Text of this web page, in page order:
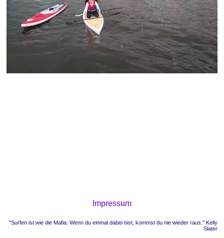
Impressum
"Surfen ist wie die Mafia: Wenn du einmal dabei bist, kommst du nie wieder raus." Kelly
Slater